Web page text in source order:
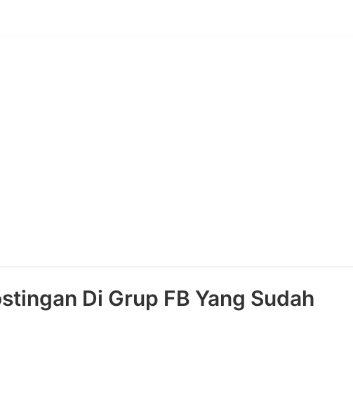
Di Grup FB Yang Sudah